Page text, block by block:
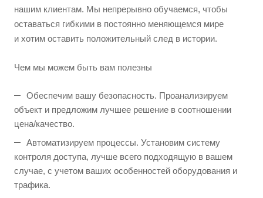
нашим клиентам. Мы непрерывно обучаемся, чтобы
оставаться гибкими в постоянно меняющемся мире
и хотим оставить положительный след в истории.
Чем мы можем быть вам полезны
Обеспечим вашу безопасность. Проанализируем
объект и предложим лучшее решение в соотношении
цена/качество.
Автоматизируем процессы. Установим систему
контроля доступа, лучше всего подходящую в вашем
случае, с учетом ваших особенностей оборудования и
трафика.